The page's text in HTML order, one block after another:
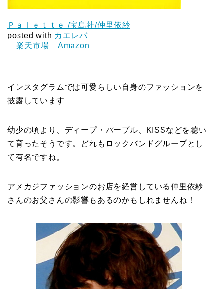
Ｐａｌｅｔｔｅ /宝島社/仲里依紗
posted with カエレバ
楽天市場
Amazon
インスタグラムでは可愛らしい自身のファッションを
披露しています
幼少の頃より、ディープ・パープル、KISSなどを聴い
て育ったそうです。どれもロックバンドグループとし
て有名ですね。
アメカジファッションのお店を経営している仲里依紗
さんのお父さんの影響もあるのかもしれませんね！